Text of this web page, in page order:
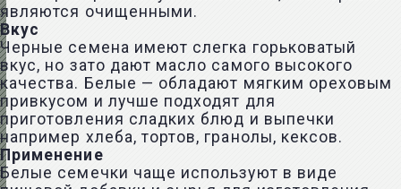
являются очищенными.
Вкус
Черные семена имеют слегка горьковатый
вкус, но зато дают масло самого высокого
качества. Белые — обладают мягким ореховым
привкусом и лучше подходят для
приготовления сладких блюд и выпечки
например хлеба, тортов, гранолы, кексов.
Применение
Белые семечки чаще используют в виде